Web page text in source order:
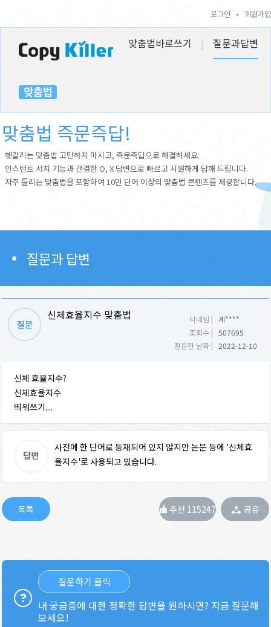
로그인 • 회원가입
맞춤법바로쓰기 | 질문과답변
맞춤법 즉문즉답!
헷갈리는 맞춤법 고민하지 마시고, 즉문즉답으로 해결하세요.
인스턴트 서치 기능과 간결한 O, X 답변으로 빠르고 시원하게 답해 드립니다.
자주 틀리는 맞춤법을 포함하여 10만 단어 이상의 맞춤법 콘텐츠를 제공합니다.
질문과 답변
닉네임 |
계****
조회수 | 507695
질문한 날짜 | 2022-12-10
신체효율지수 맞춤법
신체 효율지수?
신체효율지수
띄워쓰기....
사전에 한 단어로 등재되어 있지 않지만 논문 등에 '신체효
율지수'로 사용되고 있습니다.
추천 115247 공유
질문하기 클릭
내 궁금증에 대한 정확한 답변을 원하시면? 지금 질문해
보세요!